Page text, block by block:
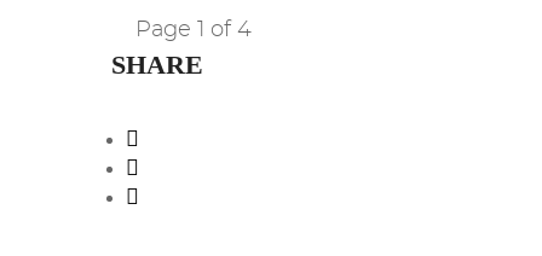
Page 1 of 4
SHARE